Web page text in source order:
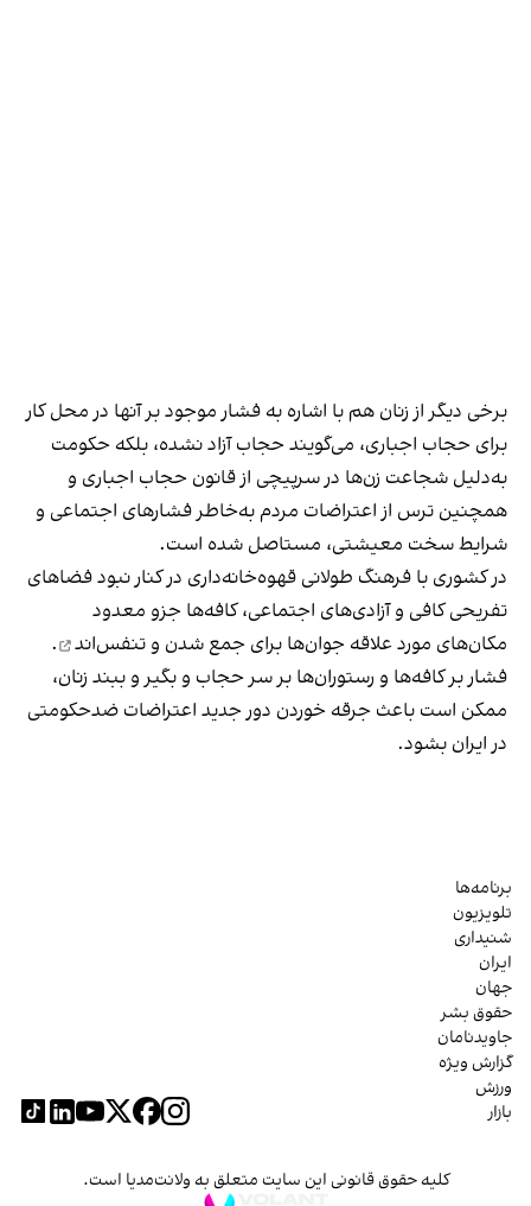
برخی دیگر از زنان هم با اشاره به فشار موجود بر آنها در محل کار
برای حجاب اجباری، می‌گویند حجاب آزاد نشده، بلکه حکومت
به‌دلیل شجاعت زن‌ها در سرپیچی از قانون حجاب اجباری و
همچنین ترس از اعتراضات مردم به‌خاطر فشارهای اجتماعی و
شرایط سخت معیشتی، مستاصل شده است.
در کشوری با فرهنگ طولانی قهوه‌‌خانه‌داری در کنار نبود فضاهای
تفریحی کافی و آزادی‌های اجتماعی، کافه‌ها جزو معدود
مکان‌های مورد علاقه جوان‌ها برای جمع شدن و تنفس‌اند
.
فشار بر کافه‌ها و رستوران‌ها بر سر حجاب و بگیر و ببند زنان،
ممکن است باعث جرقه خوردن دور جدید اعتراضات ضدحکومتی
در ایران بشود.
برنامه‌ها
تلویزیون
شنیداری
ایران
جهان
حقوق بشر
جاویدنامان
گزارش ویژه
ورزش
بازار
کلیه حقوق قانونی این سایت متعلق به ولانت‌مدیا است.